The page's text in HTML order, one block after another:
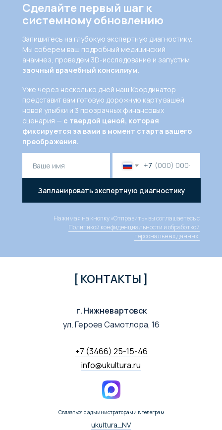
Сделайте первый шаг к
системному обновлению
Уже через несколько дней наш Координатор
представит вам готовую дорожную карту вашей
новой улыбки и 3 прозрачных финансовых
сценария — с твердой ценой, которая
фиксируется за вами в момент старта вашего
преображения.
Запишитесь на глубокую экспертную диагностику.
Мы соберем ваш подробный медицинский
анамнез, проведем 3D-исследование и запустим
заочный врачебный консилиум.
+7
Запланировать экспертную диагностику
Нажимая на кнопку «Отправить» вы соглашаетесь с
Политикой конфиденциальности и обработкой
персональных данных.
info@ukultura.ru
г. Нижневартовск
ул. Героев Самотлора, 16
+7 (3466) 25-15-46
ukultura_NV
Связаться с администраторами в телеграм
[ КОНТАКТЫ ]